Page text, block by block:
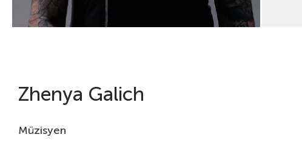
Zhenya Galich
Müzisyen